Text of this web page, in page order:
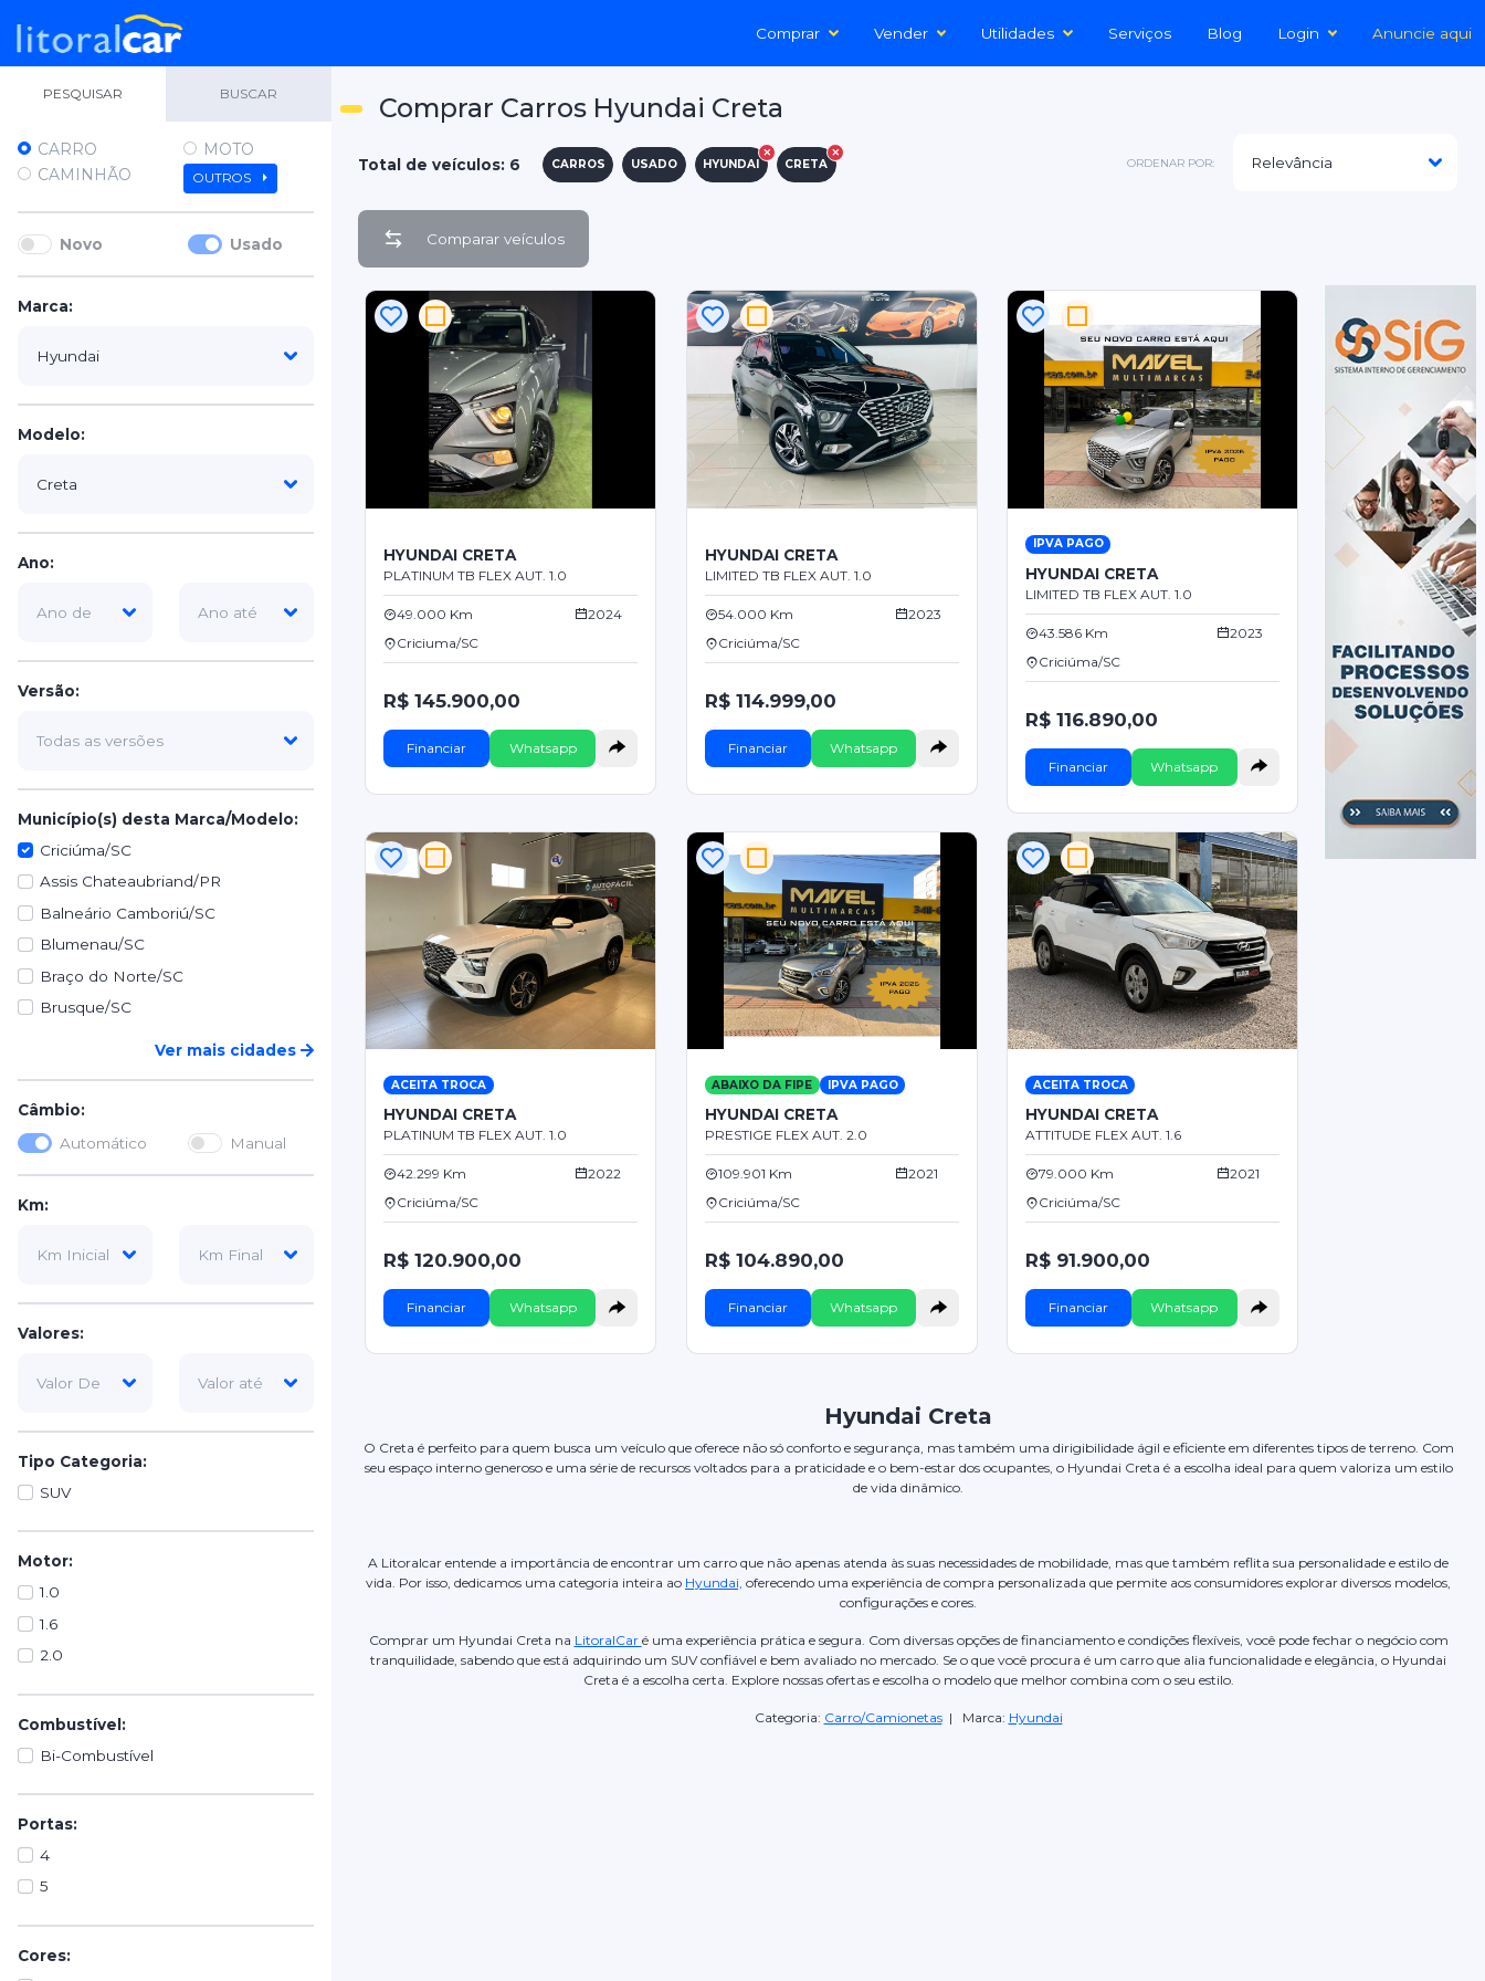
Comprar Vender Utilidades Serviços Blog Login Anuncie aqui
PESQUISAR BUSCAR
CARRO
MOTO
CAMINHÃO
OUTROS
Novo Usado
Marca:
Modelo:
Ano:
Versão:
Município(s) desta Marca/Modelo:
Criciúma/SC
Assis Chateaubriand/PR
Balneário Camboriú/SC
Blumenau/SC
Braço do Norte/SC
Brusque/SC
Ver mais cidades
Câmbio:
Automático
Manual
Km:
Valores:
Tipo Categoria:
SUV
Motor:
1.0
1.6
2.0
Combustível:
Bi-Combustível
Portas:
4
5
Cores:
Comprar Carros Hyundai Creta
Total de veículos: 6 CARROS USADO HYUNDAI CRETA ORDENAR POR:
Comparar veículos
HYUNDAI CRETA
PLATINUM TB FLEX AUT. 1.0
49.000 Km
2024
Criciuma/SC
R$ 145.900,00
Financiar Whatsapp
HYUNDAI CRETA
LIMITED TB FLEX AUT. 1.0
54.000 Km
2023
Criciúma/SC
R$ 114.999,00
Financiar Whatsapp
IPVA PAGO
HYUNDAI CRETA
LIMITED TB FLEX AUT. 1.0
43.586 Km
2023
Criciúma/SC
R$ 116.890,00
Financiar Whatsapp
ACEITA TROCA
HYUNDAI CRETA
PLATINUM TB FLEX AUT. 1.0
42.299 Km
2022
Criciúma/SC
R$ 120.900,00
Financiar Whatsapp
ABAIXO DA FIPE IPVA PAGO
HYUNDAI CRETA
PRESTIGE FLEX AUT. 2.0
109.901 Km
2021
Criciúma/SC
R$ 104.890,00
Financiar Whatsapp
ACEITA TROCA
HYUNDAI CRETA
ATTITUDE FLEX AUT. 1.6
79.000 Km
2021
Criciúma/SC
R$ 91.900,00
Financiar Whatsapp
Hyundai Creta
O Creta é perfeito para quem busca um veículo que oferece não só conforto e segurança, mas também uma dirigibilidade ágil e eficiente em diferentes tipos de terreno. Com
seu espaço interno generoso e uma série de recursos voltados para a praticidade e o bem-estar dos ocupantes, o Hyundai Creta é a escolha ideal para quem valoriza um estilo
de vida dinâmico.
A Litoralcar entende a importância de encontrar um carro que não apenas atenda às suas necessidades de mobilidade, mas que também reflita sua personalidade e estilo de
vida. Por isso, dedicamos uma categoria inteira ao Hyundai, oferecendo uma experiência de compra personalizada que permite aos consumidores explorar diversos modelos,
configurações e cores.
Comprar um Hyundai Creta na LitoralCar é uma experiência prática e segura. Com diversas opções de financiamento e condições flexíveis, você pode fechar o negócio com
tranquilidade, sabendo que está adquirindo um SUV confiável e bem avaliado no mercado. Se o que você procura é um carro que alia funcionalidade e elegância, o Hyundai
Creta é a escolha certa. Explore nossas ofertas e escolha o modelo que melhor combina com o seu estilo.
Categoria: Carro/Camionetas| Marca: Hyundai